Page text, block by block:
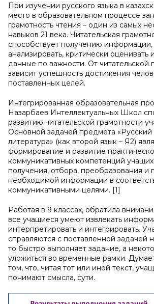
При изучении русского языка в
место в образовательном процессе
грамотность чтения – один из самых
навыков 21 века. Читательская
способствует получению
анализировать, критически оценивать
данные по важности. От читательской
зависит успешность достижения
поставленных целей.
Интегрированная образовательная
Назарбаев Интеллектуальных Школ
развитию читательской грамотности
Основной задачей предмета «Русский
литература» (как второй язык – Я2)
формирование и развитие
коммуникативных компетенций
получения, отбора, преобразования и
необходимой информации в
коммуникативными целями. [1]
Работая в 9 классах, обратила
все учащиеся умеют извлекать
интерпретировать и интегрировать.
справляются с поставленной задачей
то быстро выполняет задание, а
уложиться во временные рамки.
том, что, читая тот или иной текст,
понимают смысла, сути.